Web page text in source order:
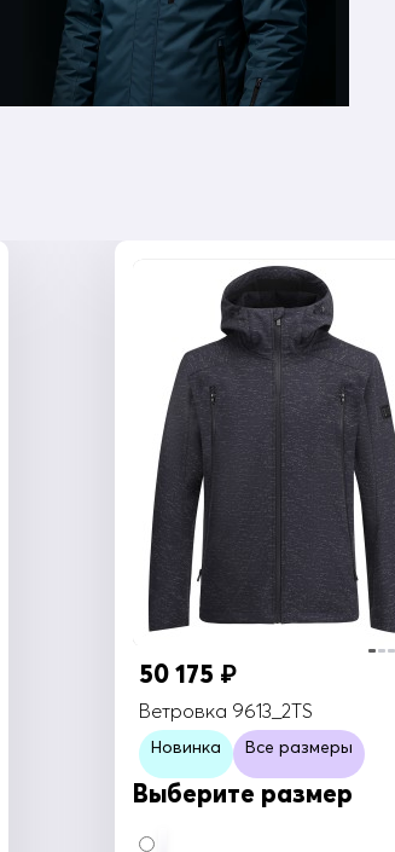
50 175 ₽
Ветровка 9613_2TS
Новинка Все размеры
Выберите размер